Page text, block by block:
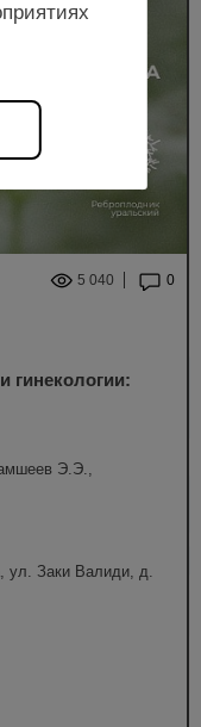
5 040 0
гинекологии:
Э.Э.,
ул. Заки Валиди, д.